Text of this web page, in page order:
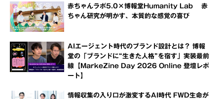
赤ちゃんラボ5.0×博報堂Humanity Lab 赤
ちゃん研究が明かす、本質的な感覚の喜び
AIエージェント時代のブランド設計とは？ 博報
堂の「ブランドに“生きた人格”を宿す」実装最前
線【MarkeZine Day 2026 Online 登壇レポ
ート】
情報収集の入り口が激変するAI時代 FWD生命が